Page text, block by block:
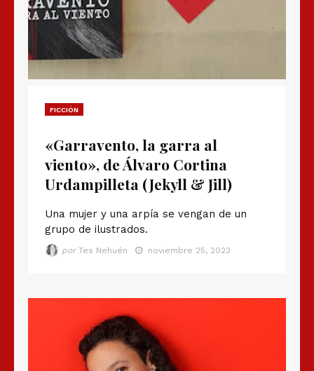
FICCIÓN
«Garravento, la garra al
viento», de Álvaro Cortina
Urdampilleta (Jekyll & Jill)
Una mujer y una arpía se vengan de un
grupo de ilustrados.
por Tes Nehuén noviembre 25, 2023